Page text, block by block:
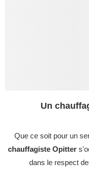
Un
Que ce soit pour un
chauffagiste Opitter
dans le respect